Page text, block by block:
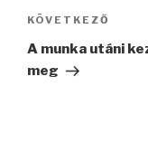
Következő
bejegyzés
KÖVETKEZŐ
A munka utáni
meg